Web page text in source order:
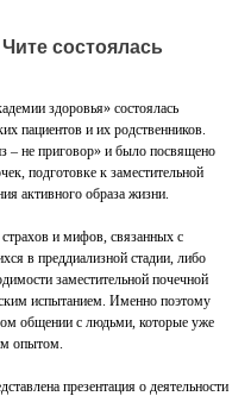
состоялась
здоровья» состоялась
пациентов и их родственников.
‒ не приговор» и было посвящено
подготовке к заместительной
активного образа жизни.
страхов и мифов, связанных с
в преддиализной стадии, либо
заместительной почечной
испытанием. Именно поэтому
общении с людьми, которые уже
опытом.
презентация о деятельности